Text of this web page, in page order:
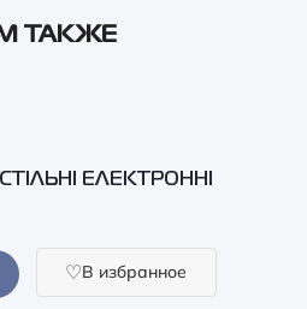
ТАКЖЕ
ЕЛЕКТРОННІ
В избранное